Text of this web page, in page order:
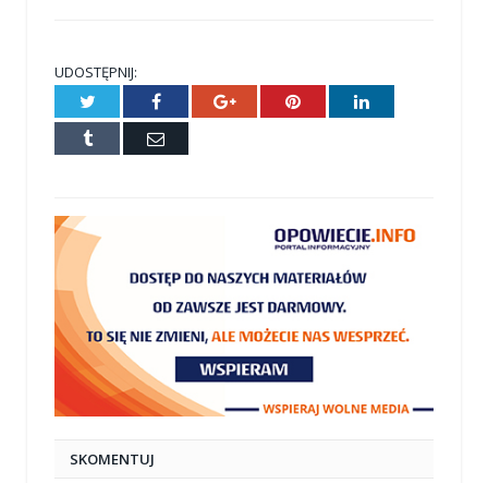
UDOSTĘPNIJ:
Twitter Facebook Google+ Pinterest LinkedIn
Tumblr
E-
SKOMENTUJ